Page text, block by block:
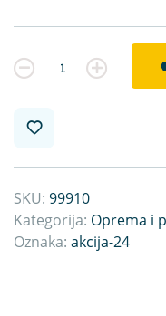
Kvantitet
SKU: 99910
Kategorija: Oprema i
Oznaka: akcija-24